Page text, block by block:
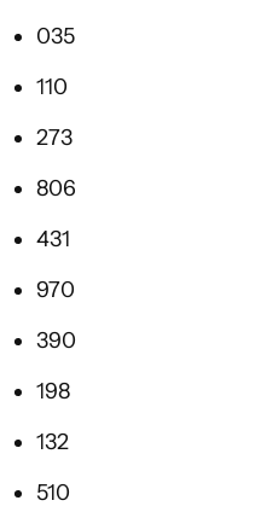
035
110
273
806
431
970
390
198
132
510